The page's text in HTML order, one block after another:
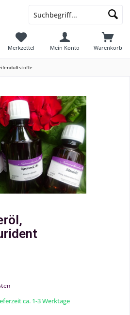
Warenkorb
Merkzettel Mein Konto
ca. 1-3 Werktage